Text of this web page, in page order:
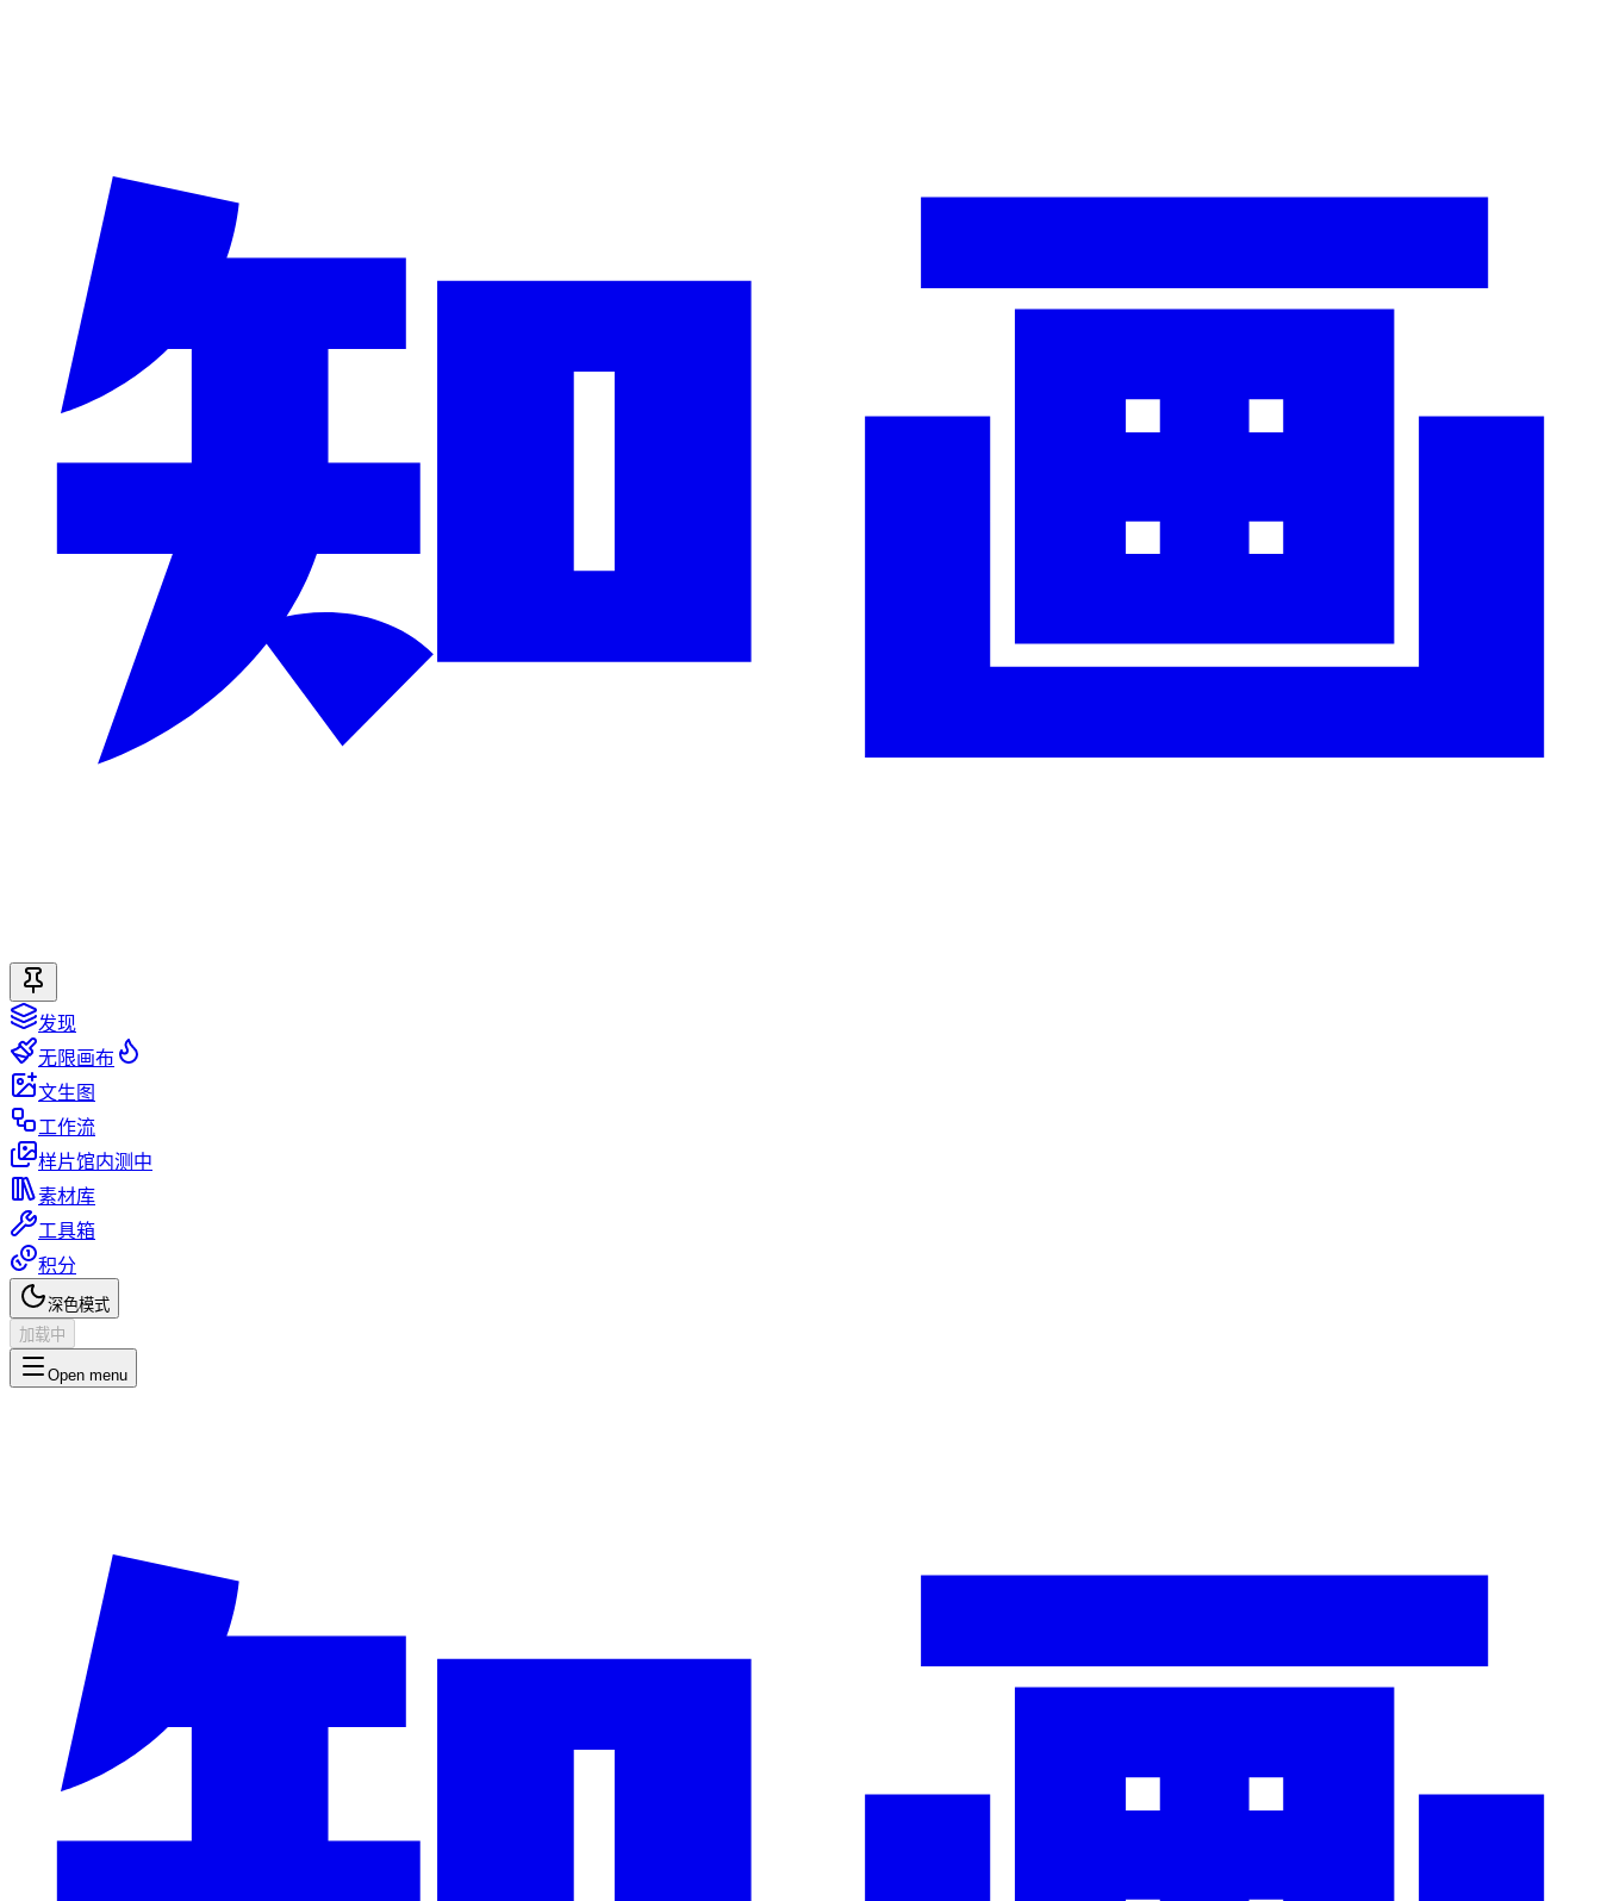
发现
无限画布
文生图
工作流
样片馆内测中
素材库
工具箱
积分
深色模式
加载中
Open menu